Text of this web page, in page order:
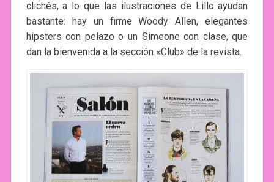
clichés, a lo que las ilustraciones de Lillo ayudan
bastante: hay un firme Woody Allen, elegantes
hipsters con pelazo o un Simeone con clase, que
dan la bienvenida a la sección «Club» de la revista.